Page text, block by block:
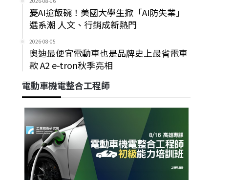
憂AI搶飯碗！美國大學生掀「AI防失業」
選系潮 人文、行銷成新熱門
2026-08-05
奧迪最便宜電動車也是品牌史上最省電車
款 A2 e-tron秋季亮相
電動車機電整合工程師